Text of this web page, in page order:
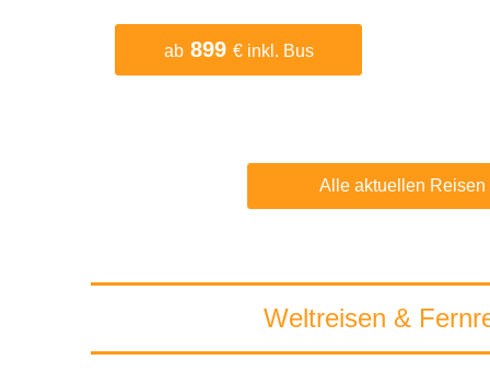
ab899 € inkl. Bus
Alle aktuellen Reisen
Weltreisen &